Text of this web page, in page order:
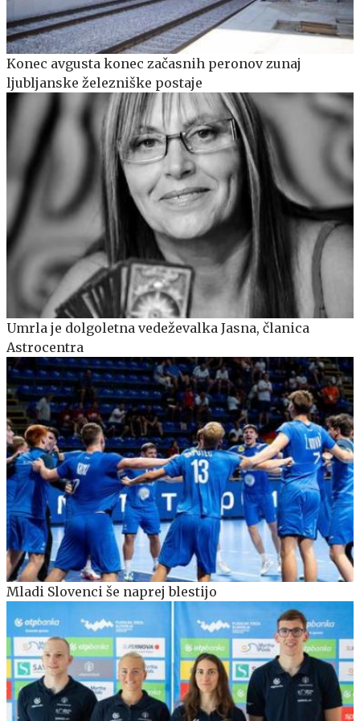
Konec avgusta konec začasnih peronov zunaj
ljubljanske železniške postaje
Umrla je dolgoletna vedeževalka Jasna, članica
Astrocentra
Mladi Slovenci še naprej blestijo